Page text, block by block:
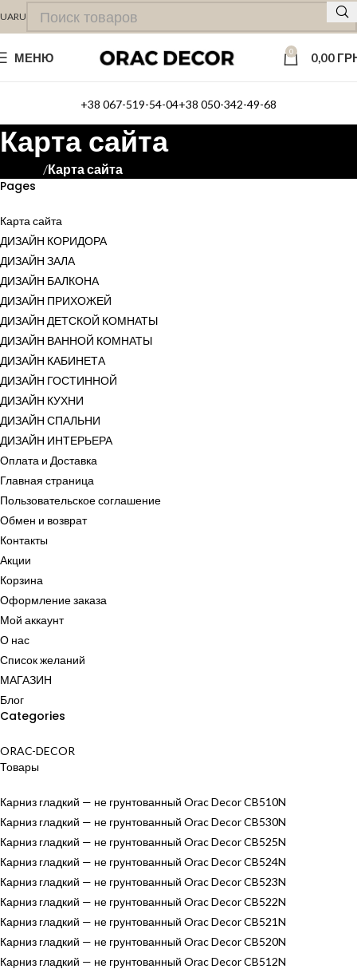
UARU
МЕНЮ 0 0,00
+38 067-519-54-04+38 050-342-49-68
Карта сайта
Карта сайта
Pages
Карта сайта
ДИЗАЙН КОРИДОРА
ДИЗАЙН ЗАЛА
ДИЗАЙН БАЛКОНА
ДИЗАЙН ПРИХОЖЕЙ
ДИЗАЙН ДЕТСКОЙ КОМНАТЫ
ДИЗАЙН ВАННОЙ КОМНАТЫ
ДИЗАЙН КАБИНЕТА
ДИЗАЙН ГОСТИННОЙ
ДИЗАЙН КУХНИ
ДИЗАЙН СПАЛЬНИ
ДИЗАЙН ИНТЕРЬЕРА
Оплата и Доставка
Главная страница
Пользовательское соглашение
Обмен и возврат
Контакты
Акции
Корзина
Оформление заказа
Мой аккаунт
О нас
Список желаний
МАГАЗИН
Блог
Categories
ORAC-DECOR
Товары
Карниз гладкий — не грунтованный Orac Decor CB510N
Карниз гладкий — не грунтованный Orac Decor CB530N
Карниз гладкий — не грунтованный Orac Decor CB525N
Карниз гладкий — не грунтованный Orac Decor CB524N
Карниз гладкий — не грунтованный Orac Decor CB523N
Карниз гладкий — не грунтованный Orac Decor CB522N
Карниз гладкий — не грунтованный Orac Decor CB521N
Карниз гладкий — не грунтованный Orac Decor CB520N
Карниз гладкий — не грунтованный Orac Decor CB512N